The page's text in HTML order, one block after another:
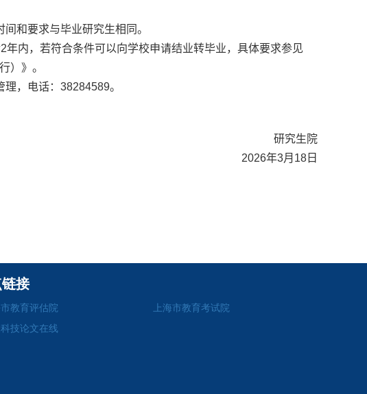
和要求与毕业研究生相同。
2年内，若符合条件可以向学校申请结业转毕业，具体要求参见
）》。
理，电话： 38284589。
研究生院
2026年3月 18 日
接
市教育评估院
上海市教育考试院
技论文在线